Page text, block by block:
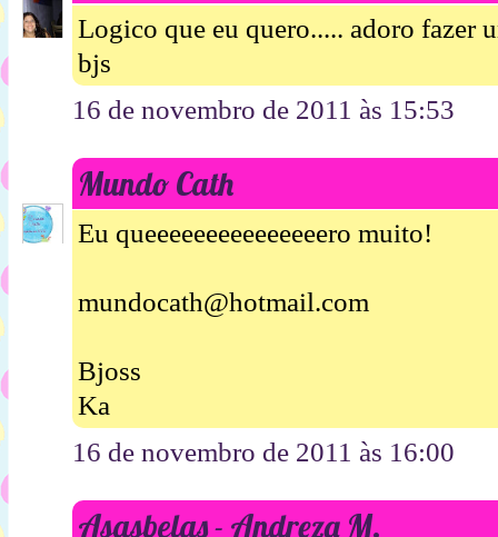
Logico que eu quero..... adoro fazer
bjs
16 de novembro de 2011 às 15:53
Mundo Cath
Eu queeeeeeeeeeeeeeero muito!
mundocath@hotmail.com
Bjoss
Ka
16 de novembro de 2011 às 16:00
Asasbelas - Andreza M.